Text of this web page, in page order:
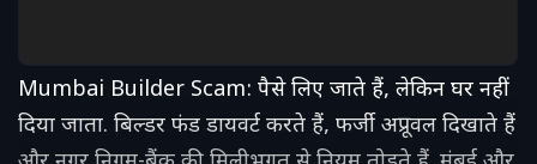
Mumbai Builder Scam: पैसे लिए जाते हैं, लेकिन घर नहीं
दिया जाता. बिल्डर फंड डायवर्ट करते हैं, फर्जी अप्रूवल दिखाते हैं